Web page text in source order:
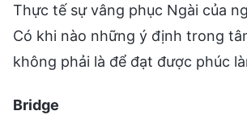
Thực tế sự vâng phục Ngài của
Có khi nào những ý định trong
không phải là để đạt được phúc
Bridge